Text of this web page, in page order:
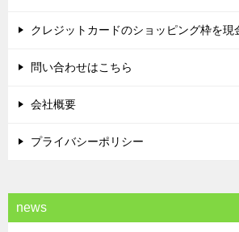
クレジットカードのショッピング枠を現
問い合わせはこちら
会社概要
プライバシーポリシー
news